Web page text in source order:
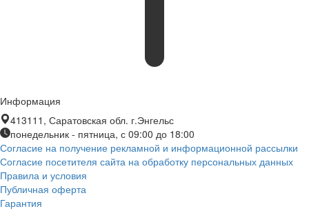
Информация
413111, Саратовская обл. г.Энгельс
понедельник - пятница, с 09:00 до 18:00
Согласие на получение рекламной и информационной рассылки
Согласие посетителя сайта на обработку персональных данных
Правила и условия
Публичная оферта
Гарантия